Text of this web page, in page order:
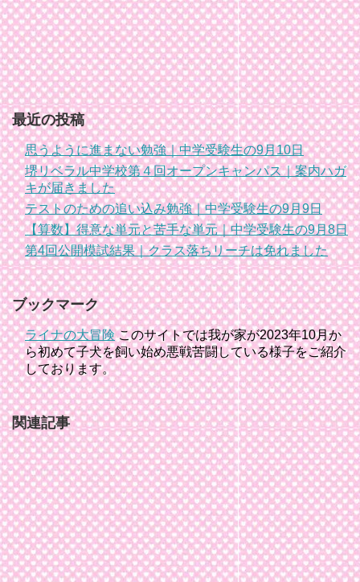
最近の投稿
思うように進まない勉強｜中学受験生の9月10日
堺リベラル中学校第４回オープンキャンパス｜案内ハガ
キが届きました
テストのための追い込み勉強｜中学受験生の9月9日
【算数】得意な単元と苦手な単元｜中学受験生の9月8日
第4回公開模試結果｜クラス落ちリーチは免れました
ブックマーク
ライナの大冒険このサイトでは我が家が2023年10月か
ら初めて子犬を飼い始め悪戦苦闘している様子をご紹介
しております。
関連記事